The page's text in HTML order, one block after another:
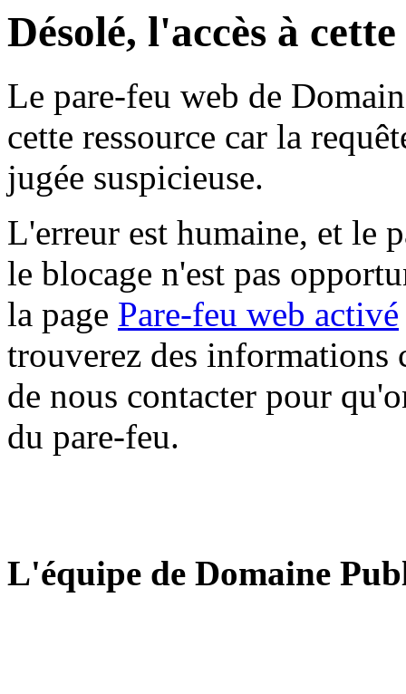
Désolé, l'accès à
Le pare-feu web de
cette ressource car la
jugée suspicieuse.
L'erreur est humaine, et le
le blocage n'est pas
la page Pare-feu web activé
trouverez des informations
de nous contacter pour
du pare-feu.
L'équipe de Domaine